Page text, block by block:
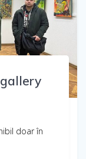
doar în